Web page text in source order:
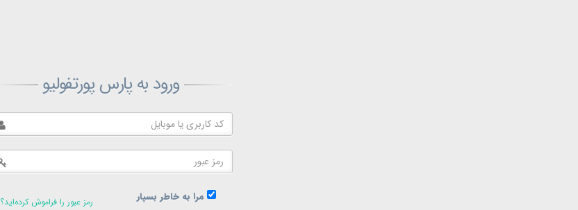
ورود به پارس پورتفولیو
مرا به خاطر بسپار
رمز عبور را فراموش کرده‌اید؟
ثبت‌نام پارس پورتفولیو
بازیابی رمز پارس پورتفولیو
در حال حاضر عضو هستید؟